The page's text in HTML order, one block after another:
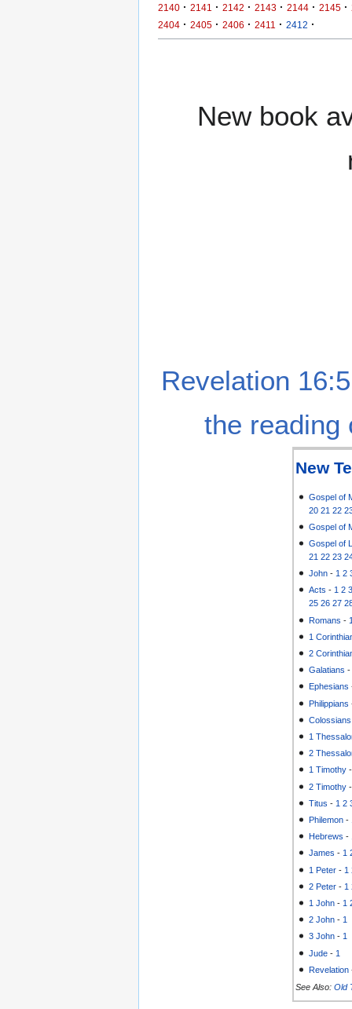
2140 · 2141 · 2142 · 2143 · 2144 · 2145 ·
2404 · 2405 · 2406 · 2411 · 2412 ·
New book
Revelation
the reading
New
Gospel of
20 21 22
Gospel of
Gospel of
21 22 23
John - 1 2
Acts -1 2
25 26 27
Romans -
1
2
Galatians
Ephesians
Philippians
Colossians
1
2
1 Timothy
2 Timothy
Titus - 1 2
Philemon -
Hebrews -
James -1
1 Peter - 1
2 Peter - 1
1 John - 1
2 John - 1
3 John -1
Jude - 1
Revelation
See Also: Old